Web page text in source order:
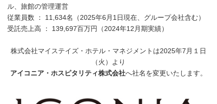
ル、旅館の管理運営
従業員数 ： 11,634名（2025年6月1日現在、グループ会社含む）
受託売上高 ： 139,697百万円（2024年12月期実績）
株式会社マイステイズ・ホテル・マネジメントは2025年7月１日
（火）より
アイコニア・ホスピタリティ株式会社へ社名を変更いたします。